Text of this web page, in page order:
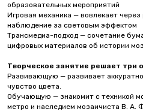
образовательных мероприятий
Игровая механика — вовлекает
наблюдение за световым эффектом
Трансмедиа-подход — сочетание
цифровых материалов об истории
Творческое занятие решает три
Развивающую — развивает
чувство цвета.
Обучающую — знакомит с техникой
метро и наследием мозаичиста В. А.